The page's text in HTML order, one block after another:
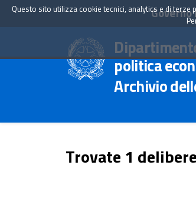
politica
Archivio
Trovate 1
Questo sito utilizza cookie tecnici, analytics e di